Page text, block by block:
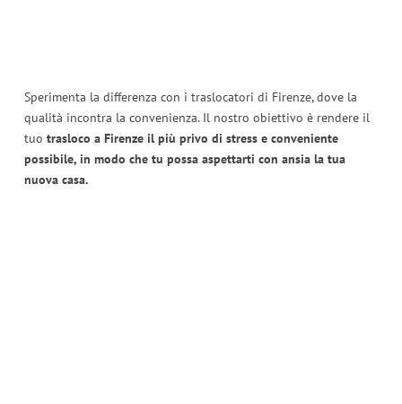
Sperimenta la differenza con i traslocatori di Firenze, dove la
qualità incontra la convenienza. Il nostro obiettivo è rendere il
tuo trasloco a Firenze il più privo di stress e conveniente
possibile, in modo che tu possa aspettarti con ansia la tua
nuova casa.